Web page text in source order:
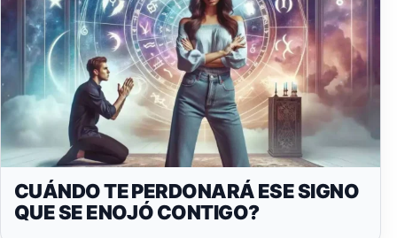
CUÁNDO TE PERDONARÁ ESE SIGNO
QUE SE ENOJÓ CONTIGO?